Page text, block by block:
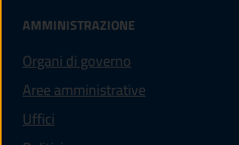
AMMINISTRAZIONE
Organi di governo
Aree amministrative
Uffici